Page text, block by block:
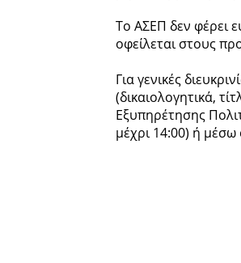
Το ΑΣΕΠ δεν φέρει
οφείλεται στους
Για γενικές
(δικαιολογητικά,
Εξυπηρέτησης
μέχρι 14:00) ή